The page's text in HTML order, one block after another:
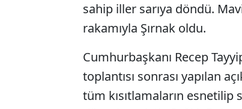
sahip iller sarıya döndü.
rakamıyla Şırnak oldu.
Cumhurbaşkanı Recep
toplantısı sonrası yapılan
tüm kısıtlamaların esnetilip